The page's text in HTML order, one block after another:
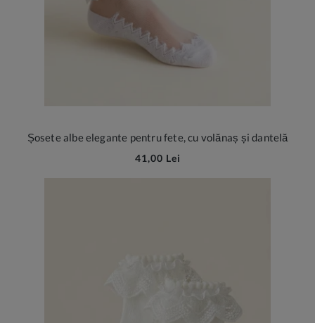
Șosete albe elegante pentru fete, cu volănaș și dantelă
41,00 Lei